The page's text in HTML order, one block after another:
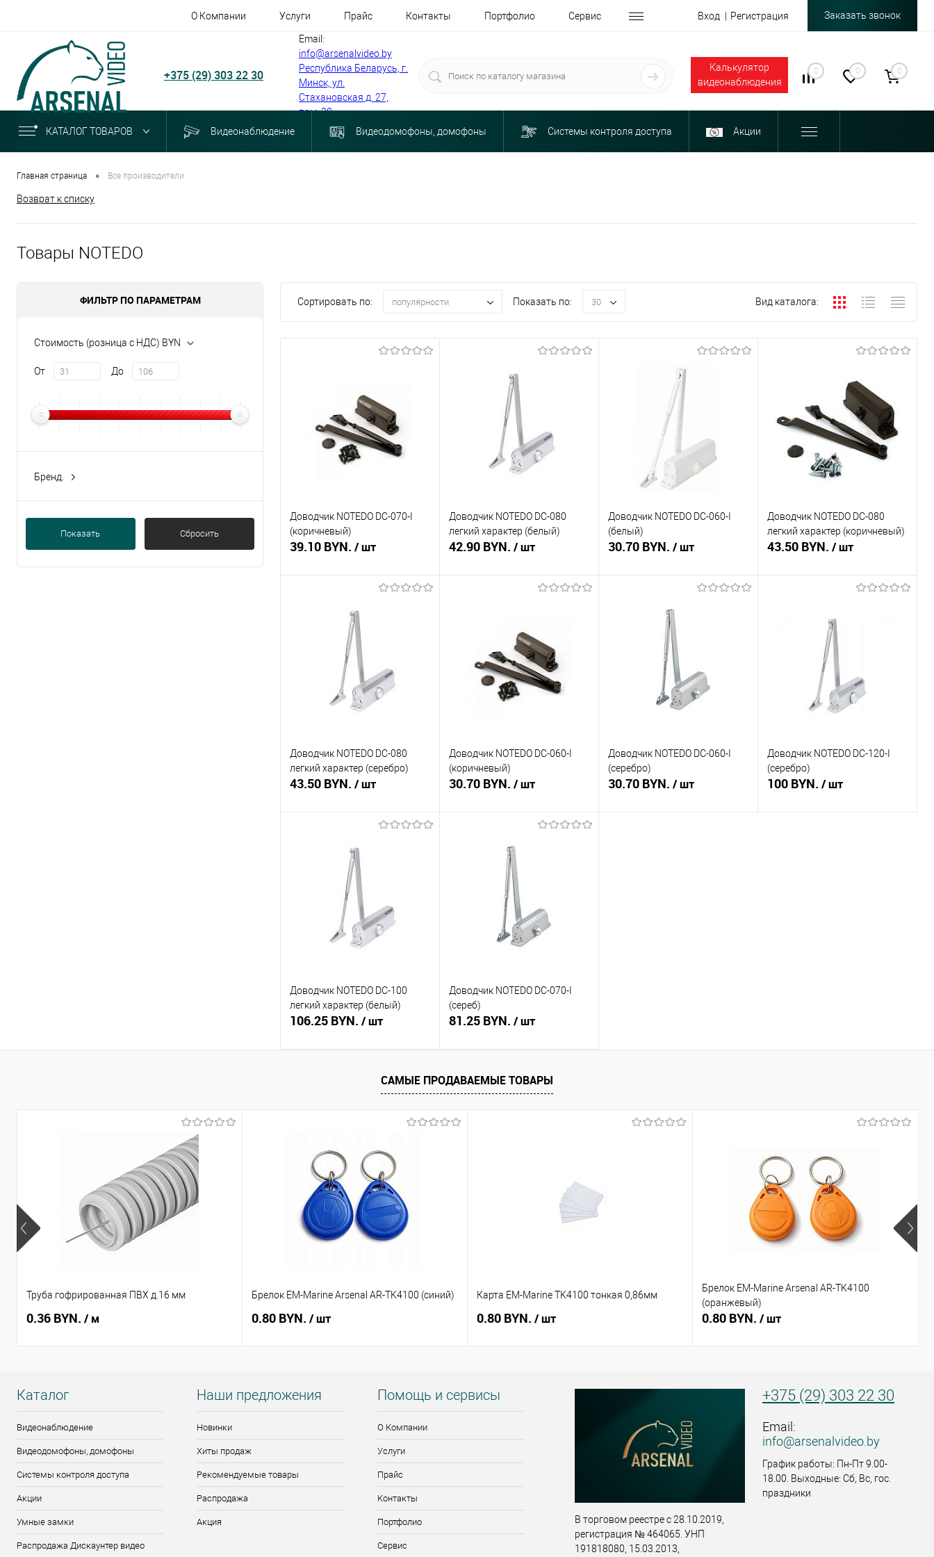
О Компании Услуги Прайс Контакты Портфолио Сервис Вход Регистрация Заказать звонок
+375 (29) 303 22 30
Email:
info@arsenalvideo.by
Республика Беларусь, г.
Минск, ул.
Стахановская д. 27,
пом. 30
Калькулятор
видеонаблюдения
0 0 0
КАТАЛОГ ТОВАРОВ Видеонаблюдение Видеодомофоны, домофоны Системы контроля доступа Акции
Главная страница • Все производители
Возврат к списку
Товары NOTEDO
ФИЛЬТР ПО ПАРАМЕТРАМ
Стоимость (розница с НДС) BYN
От До
Бренд.
Показать Сбросить
Сортировать по: популярности Показать по: 30 Вид каталога:
Доводчик NOTEDO DC-070-I
(коричневый)
39.10 BYN. / шт
Купить в 1 клик
Доводчик NOTEDO DC-080
легкий характер (белый)
42.90 BYN. / шт
Сравнение
В избранное
Недоступно
Доводчик NOTEDO DC-060-I
(белый)
30.70 BYN. / шт
Купить в 1 клик
Доводчик NOTEDO DC-080
легкий характер (коричневый)
43.50 BYN. / шт
Купить в 1 клик
Доводчик NOTEDO DC-080
легкий характер (серебро)
43.50 BYN. / шт
Купить в 1 клик
Доводчик NOTEDO DC-060-I
(коричневый)
30.70 BYN. / шт
Купить в 1 клик
Доводчик NOTEDO DC-060-I
(серебро)
30.70 BYN. / шт
Доводчик NOTEDO DC-120-I
(серебро)
100 BYN. / шт
Доводчик NOTEDO DC-100
легкий характер (белый)
106.25 BYN. / шт
Подписаться
Купить в 1 клик
Сравнение
Доводчик NOTEDO DC-070-I
(сереб)
81.25 BYN. / шт
Подписаться
Купить в 1 клик
Сравнение
САМЫЕ ПРОДАВАЕМЫЕ ТОВАРЫ
Труба гофрированная ПВХ д.16 мм
0.36 BYN. / м
Брелок EM-Marine Arsenal AR-TK4100 (синий)
0.80 BYN. / шт
Карта EM-Marine TK4100 тонкая 0,86мм
0.80 BYN. / шт
Брелок EM-Marine Arsenal AR-TK4100
(оранжевый)
0.80 BYN. / шт
Каталог
Видеонаблюдение
Видеодомофоны, домофоны
Системы контроля доступа
Акции
Умные замки
Распродажа Дискаунтер видео
Наши предложения
Новинки
Хиты продаж
Рекомендуемые товары
Распродажа
Акция
Помощь и сервисы
О Компании
Услуги
Прайс
Контакты
Портфолио
Сервис
В торговом реестре с 28.10.2019,
регистрация № 464065. УНП
191818080, 15.03.2013,
+375 (29) 303 22 30
Email:
info@arsenalvideo.by
График работы: Пн-Пт 9.00-
18.00. Выходные: Сб, Вс, гос.
праздники